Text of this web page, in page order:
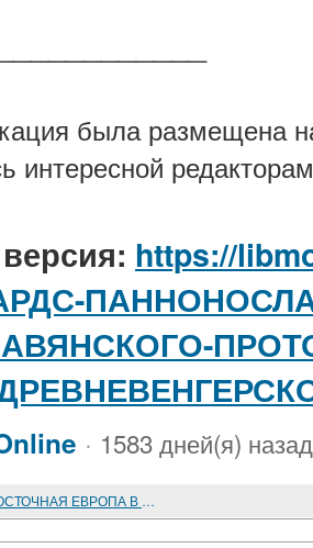
была размещена
интересной
https://
· 1583 дней(я) назад
А. В. ПОДОСИНОВ. ВОСТОЧНАЯ ЕВРОПА В РИМСКОЙ КАРТОГРАФИЧЕСКОЙ ТРАДИЦИИ. ТЕКСТЫ, ПЕРЕВОД, КОММЕНТАРИЙ